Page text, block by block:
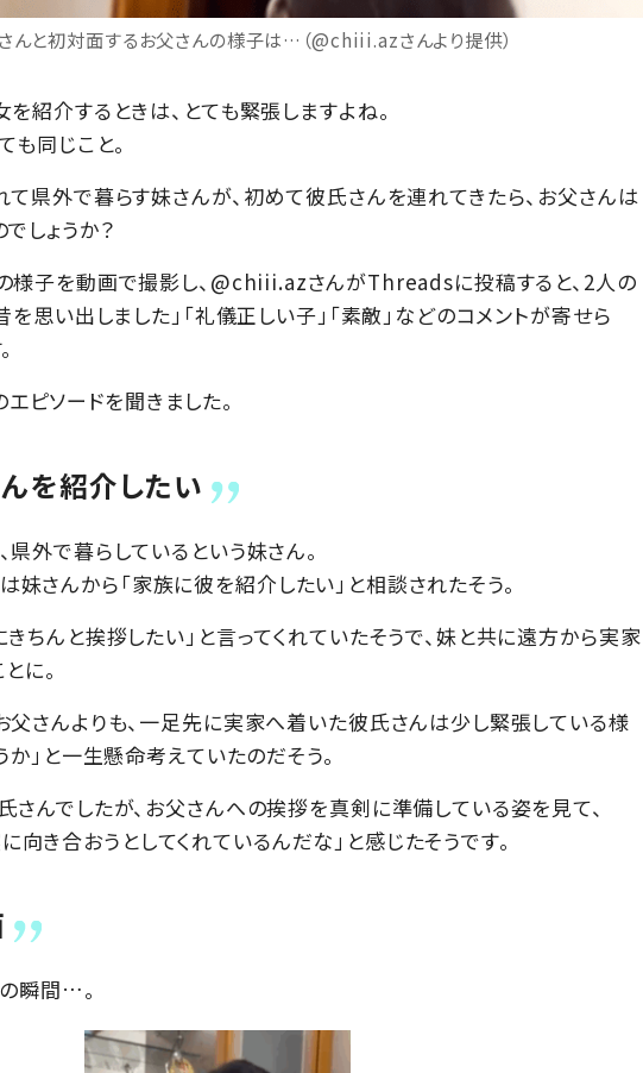
んと初対面するお父さんの様子は…（@chiii.azさんより提供）
紹介するときは、とても緊張しますよね。
も同じこと。
県外で暮らす妹さんが、初めて彼氏さんを連れてきたら、お父さんは
しょうか？
様子を動画で撮影し、@chiii.azさんがThreadsに投稿すると、2人の
を思い出しました」「礼儀正しい子」「素敵」などのコメントが寄せら
ピソードを聞きました。
を紹介したい
外で暮らしているという妹さん。
さんから「家族に彼を紹介したい」と相談されたそう。
ちんと挨拶したい」と言ってくれていたそうで、妹と共に遠方から実家
に。
父さんよりも、一足先に実家へ着いた彼氏さんは少し緊張している様
か」と一生懸命考えていたのだそう。
んでしたが、お父さんへの挨拶を真剣に準備している姿を見て、
き合おうとしてくれているんだな」と感じたそうです。
瞬間…。